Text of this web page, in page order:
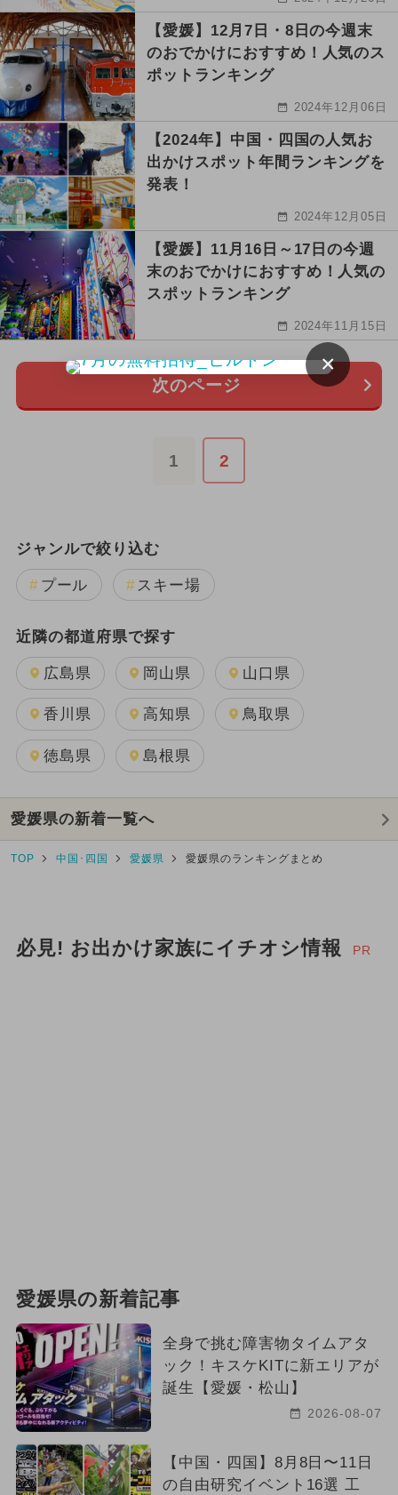
【愛媛】12月7日・8日の今週末
のおでかけにおすすめ！人気のス
ポットランキング
2024年12月06日
【2024年】中国・四国の人気お
出かけスポット年間ランキングを
発表！
2024年12月05日
【愛媛】11月16日～17日の今週
末のおでかけにおすすめ！人気の
スポットランキング
2024年11月15日
次のページ
1 2
ジャンルで絞り込む
プール スキー場
近隣の都道府県で探す
広島県 岡山県 山口県
香川県 高知県 鳥取県
徳島県 島根県
愛媛県の新着一覧へ
TOP 中国･四国 愛媛県 愛媛県のランキングまとめ
必見! お出かけ家族にイチオシ情報 PR
愛媛県の新着記事
全身で挑む障害物タイムアタ
ック！キスケKITに新エリアが
誕生【愛媛・松山】
2026-08-07
【中国・四国】8月8日〜11日
の自由研究イベント16選 工
×